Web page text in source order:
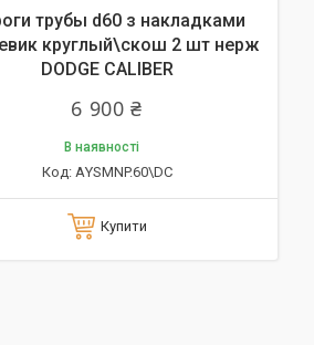
трубы d60 з накладками
круглый\скош 2 шт нерж
DODGE CALIBER
6 900 ₴
В наявності
АYSMNP.60\DC
Купити